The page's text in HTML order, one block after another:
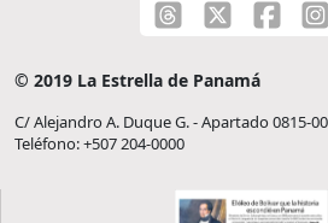
© 2019 La Estrella de Panamá
C/ Alejandro A. Duque G. - Apartado 0815-
Teléfono: +507 204-0000